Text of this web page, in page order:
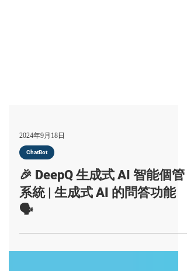
2024年9月18日
ChatBot
🎉 DeepQ 生成式 AI 智能個管
系統 | 生成式 AI 的問答功能
🗣